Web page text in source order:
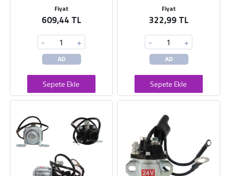
Fiyat
609,44 TL
- +
AD
Sepete Ekle
Fiyat
322,99 TL
- +
AD
Sepete Ekle